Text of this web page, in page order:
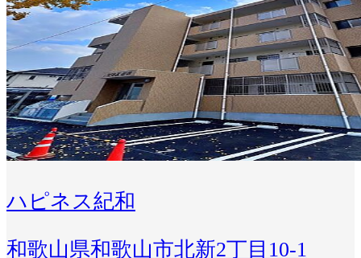
ハピネス紀和
和歌山県和歌山市北新2丁目10-1